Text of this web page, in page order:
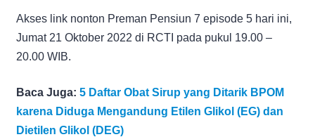
Akses link nonton Preman Pensiun 7 episode 5 hari ini,
Jumat 21 Oktober 2022 di RCTI pada pukul 19.00 –
20.00 WIB.
Baca Juga: 5 Daftar Obat Sirup yang Ditarik BPOM
karena Diduga Mengandung Etilen Glikol (EG) dan
Dietilen Glikol (DEG)